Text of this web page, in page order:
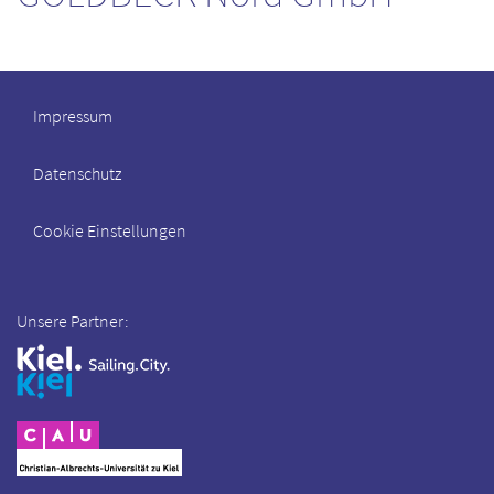
Impressum
Datenschutz
Cookie Einstellungen
Unsere Partner: